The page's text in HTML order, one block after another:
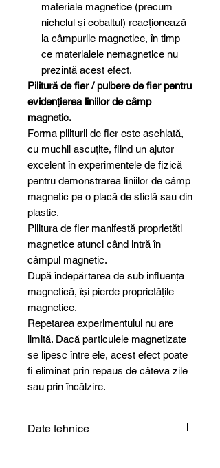
materiale magnetice (precum
nichelul și cobaltul) reacționează
la câmpurile magnetice, în timp
ce materialele nemagnetice nu
prezintă acest efect.
Pilitură de fier / pulbere de fier pentru
evidențierea liniilor de câmp
magnetic.
Forma piliturii de fier este așchiată,
cu muchii ascuțite, fiind un ajutor
excelent în experimentele de fizică
pentru demonstrarea liniilor de câmp
magnetic pe o placă de sticlă sau din
plastic.
Pilitura de fier manifestă proprietăți
magnetice atunci când intră în
câmpul magnetic.
După îndepărtarea de sub influența
magnetică, își pierde proprietățile
magnetice.
Repetarea experimentului nu are
limită. Dacă particulele magnetizate
se lipesc între ele, acest efect poate
fi eliminat prin repaus de câteva zile
sau prin încălzire.
Date tehnice